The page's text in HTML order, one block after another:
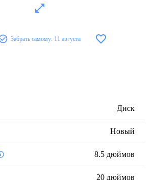
Забрать самому: 11 августа
Диск
Новый
8.5 дюймов
20 дюймов